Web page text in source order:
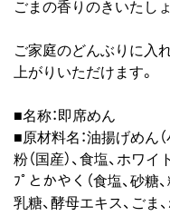
ごまの香りのきいたし
ご家庭のどんぶりに入
上がりいただけます。
■名称：即席めん
■原材料名：油揚げめん
粉（国産）、食塩、ホワ
ﾌﾟとかやく（食塩、砂糖
乳糖、酵母エキス、ごま、